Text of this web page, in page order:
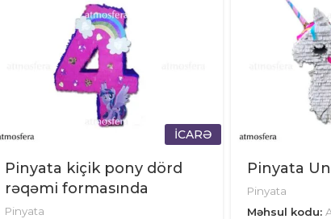
İCARƏ
Pinyata kiçik pony dörd
rəqəmi formasında
Pinyata
Pinyata
Pinyata
Məhsul kodu: